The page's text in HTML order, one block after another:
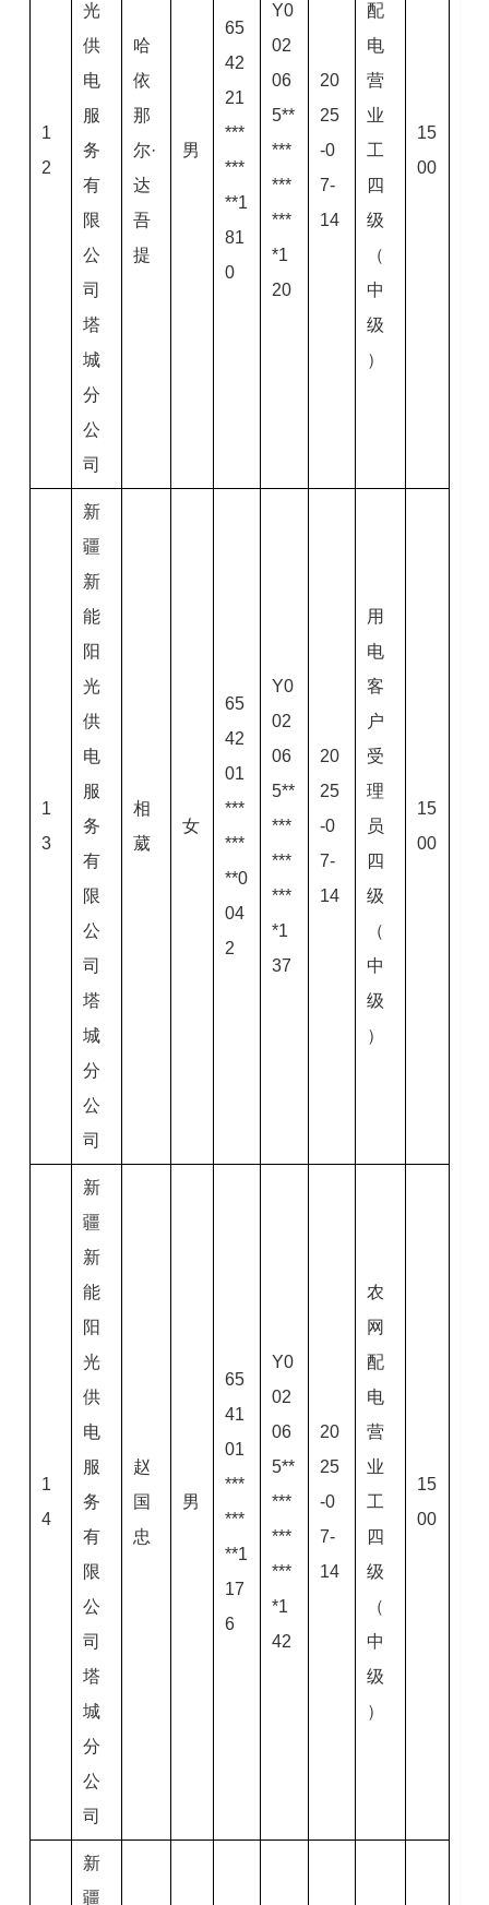
1
2
光
供
电
服
务
有
限
公
司
塔
城
分
公
司
哈
依
那
尔·
达
吾
提
男
65
42
21
***
***
**1
81
0
Y0
02
06
5**
***
***
***
*1
20
20
25
-0
7-
14
配
电
营
业
工
四
级
（
中
级
）
15
00
1
3
新
疆
新
能
阳
光
供
电
服
务
有
限
公
司
塔
城
分
公
司
相
葳
女
65
42
01
***
***
**0
04
2
Y0
02
06
5**
***
***
***
*1
37
20
25
-0
7-
14
用
电
客
户
受
理
员
四
级
（
中
级
）
15
00
1
4
新
疆
新
能
阳
光
供
电
服
务
有
限
公
司
塔
城
分
公
司
赵
国
忠
男
65
41
01
***
***
**1
17
6
Y0
02
06
5**
***
***
***
*1
42
20
25
-0
7-
14
农
网
配
电
营
业
工
四
级
（
中
级
）
15
00
新
疆